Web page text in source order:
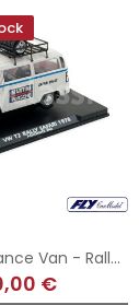
VW T2 Assistance Van - Rally Safari 78 N6
€